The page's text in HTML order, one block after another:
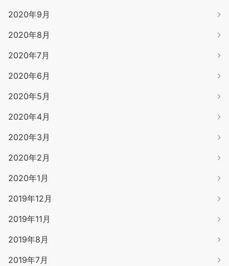
2020年9月
2020年8月
2020年7月
2020年6月
2020年5月
2020年4月
2020年3月
2020年2月
2020年1月
2019年12月
2019年11月
2019年8月
2019年7月